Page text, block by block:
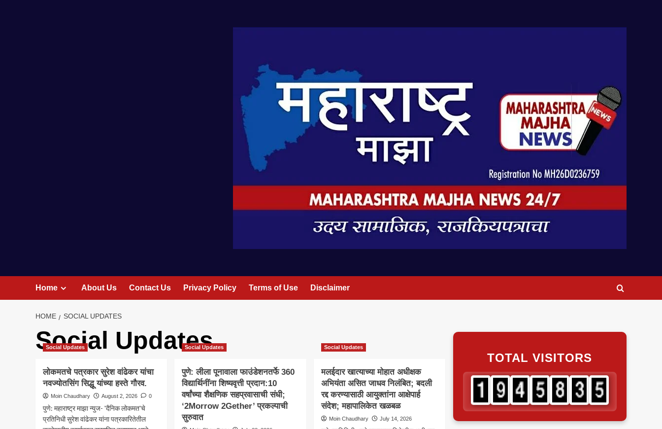
Home About Us Contact Us Privacy Policy Terms of Use Disclaimer
HOME SOCIAL UPDATES
Social Updates
Social Updates
लोकमतचे पत्रकार सुरेश वांढेकर यांचा
नवज्योतसिंग सिद्धू यांच्या हस्ते गौरव.
Moin Chaudhary August 2, 2026 0
पुणे: महाराष्ट्र माझा न्युज- 'दैनिक लोकमत'चे
प्रतिनिधी सुरेश वांढेकर यांना पत्रकारितेतील
Social Updates
पुणे: लीला पूनावाला फाउंडेशनतर्फे 360
विद्यार्थिनींना शिष्यवृत्ती प्रदान:10
वर्षांच्या शैक्षणिक सहप्रवासाची संधी;
‘2Morrow 2Gether’ प्रकल्पाची
सुरुवात
Social Updates
मलईदार खात्याच्या मोहात अधीक्षक
अभियंता असित जाधव निलंबित; बदली
रद्द करण्यासाठी आयुक्तांना आक्षेपार्ह
संदेश; महापालिकेत खळबळ
Moin Chaudhary July 14, 2026
TOTAL VISITORS